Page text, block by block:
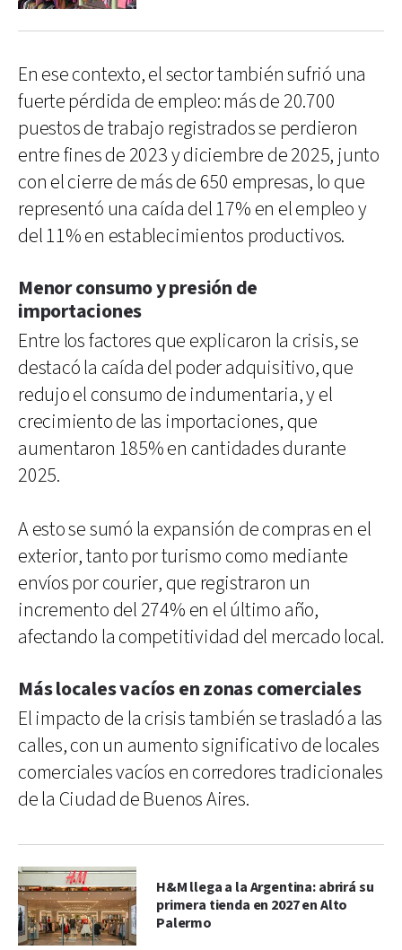
En ese contexto, el sector también sufrió una
fuerte pérdida de empleo: más de 20.700
puestos de trabajo registrados se perdieron
entre fines de 2023 y diciembre de 2025, junto
con el cierre de más de 650 empresas, lo que
representó una caída del 17% en el empleo y
del 11% en establecimientos productivos.
Menor consumo y presión de
importaciones
Entre los factores que explicaron la crisis, se
destacó la caída del poder adquisitivo, que
redujo el consumo de indumentaria, y el
crecimiento de las importaciones, que
aumentaron 185% en cantidades durante
2025.
A esto se sumó la expansión de compras en el
exterior, tanto por turismo como mediante
envíos por courier, que registraron un
incremento del 274% en el último año,
afectando la competitividad del mercado local.
Más locales vacíos en zonas comerciales
El impacto de la crisis también se trasladó a las
calles, con un aumento significativo de locales
comerciales vacíos en corredores tradicionales
de la Ciudad de Buenos Aires.
H&M llega a la Argentina: abrirá su
primera tienda en 2027 en Alto
Palermo